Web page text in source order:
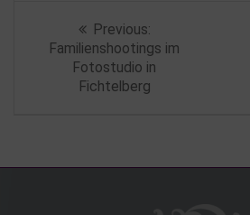
Beitragsnavigation
Previous:Previous
post:
Familienshootings im
Fotostudio in
Fichtelberg